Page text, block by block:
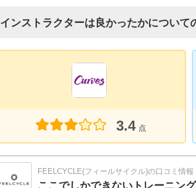
インストラクターは良かったかについて
3.4 点
FEELCYCLE(フィールサイクル)の口コミ情報
ここでしかできないトレーニング